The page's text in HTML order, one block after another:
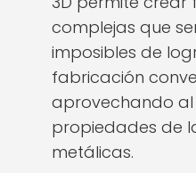
complejas que
imposibles de
fabricación
aprovechando al
propiedades de
metálicas.